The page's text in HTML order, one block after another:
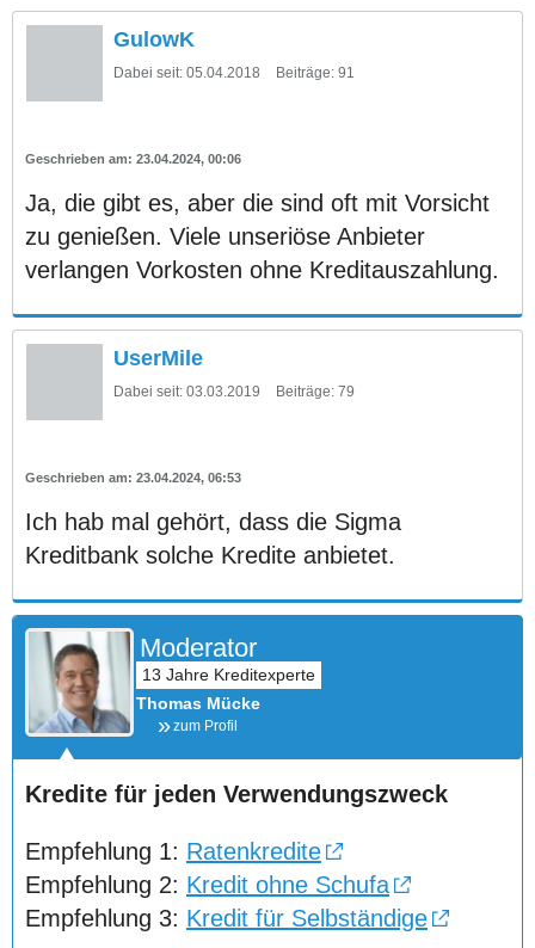
GulowK
Dabei seit: 05.04.2018 Beiträge: 91
23.04.2024, 00:06
Ja, die gibt es, aber die sind oft mit Vorsicht
zu genießen. Viele unseriöse Anbieter
verlangen Vorkosten ohne Kreditauszahlung.
UserMile
Dabei seit: 03.03.2019 Beiträge: 79
23.04.2024, 06:53
Ich hab mal gehört, dass die Sigma
Kreditbank solche Kredite anbietet.
Moderator
Thomas Mücke
zum Profil
Kredite für jeden Verwendungszweck
Empfehlung 1: Ratenkredite
Empfehlung 2: Kredit ohne Schufa
Empfehlung 3: Kredit für Selbständige